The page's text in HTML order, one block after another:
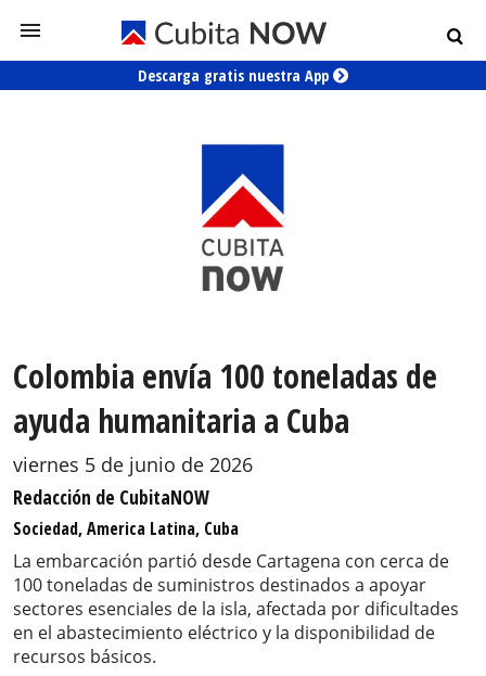
Descarga gratis nuestra App
Colombia envía 100 toneladas de
ayuda humanitaria a Cuba
viernes 5 de junio de 2026
Redacción de CubitaNOW
Sociedad, America Latina, Cuba
La embarcación partió desde Cartagena con cerca de
100 toneladas de suministros destinados a apoyar
sectores esenciales de la isla, afectada por dificultades
en el abastecimiento eléctrico y la disponibilidad de
recursos básicos.